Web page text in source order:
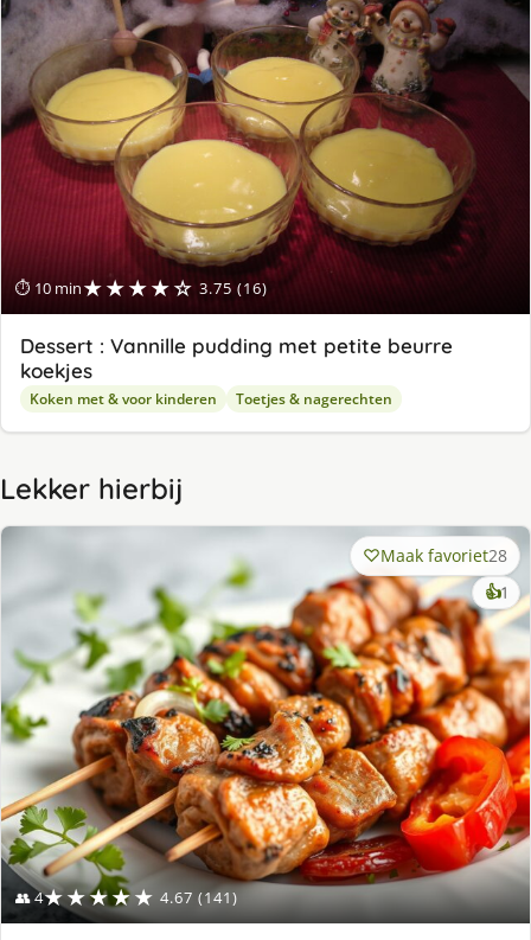
⏱ 10 min★★★★☆ 3.75 (16)
Dessert : Vannille pudding met petite beurre
koekjes
Koken met & voor kinderen Toetjes & nagerechten
Lekker hierbij
👥 4★★★★★ 4.67 (141)
Maak favoriet28
👍1